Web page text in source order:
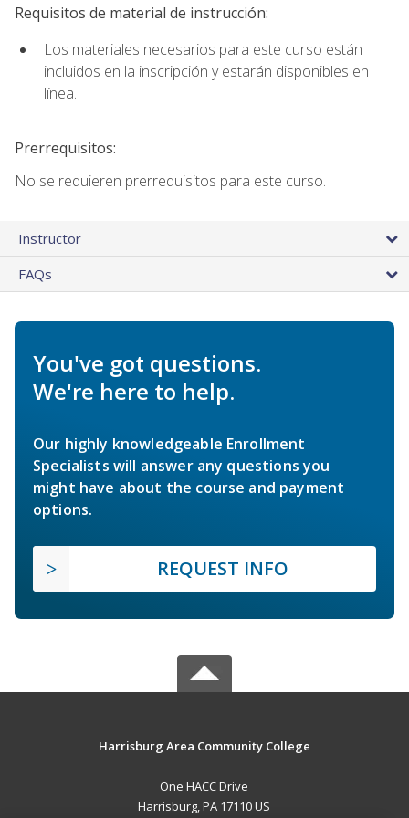
Requisitos de material de instrucción:
Los materiales necesarios para este curso están
incluidos en la inscripción y estarán disponibles en
línea.
Prerrequisitos:
No se requieren prerrequisitos para este curso.
Instructor
FAQs
You've got questions.
We're here to help.
Our highly knowledgeable Enrollment
Specialists will answer any questions you
might have about the course and payment
options.
REQUEST INFO
Harrisburg Area Community College
One HACC Drive
Harrisburg, PA 17110 US